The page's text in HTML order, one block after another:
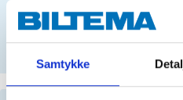
Samtykke
No